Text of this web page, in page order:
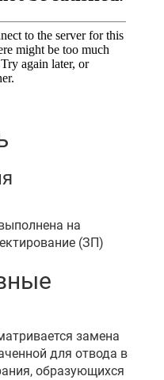
на
(ЗП)
замена
для отвода в
образующихся